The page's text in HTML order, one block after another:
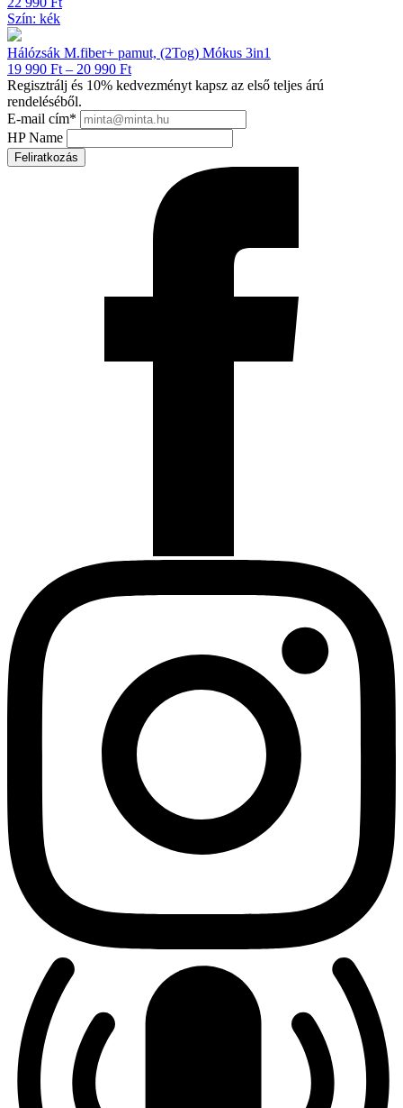
Szín: kék
Hálózsák M.fiber+ pamut, (2Tog) Mókus 3in1
19 990 Ft – 20 990 FtÁrtartomány:
19 990 Ft
20 990 Ft
Regisztrálj és 10% kedvezményt kapsz az első teljes árú
rendeléséből.
E-mail cím*
HP Name
Feliratkozás